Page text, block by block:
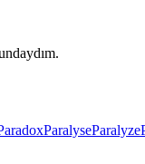
ParalyseParalyze